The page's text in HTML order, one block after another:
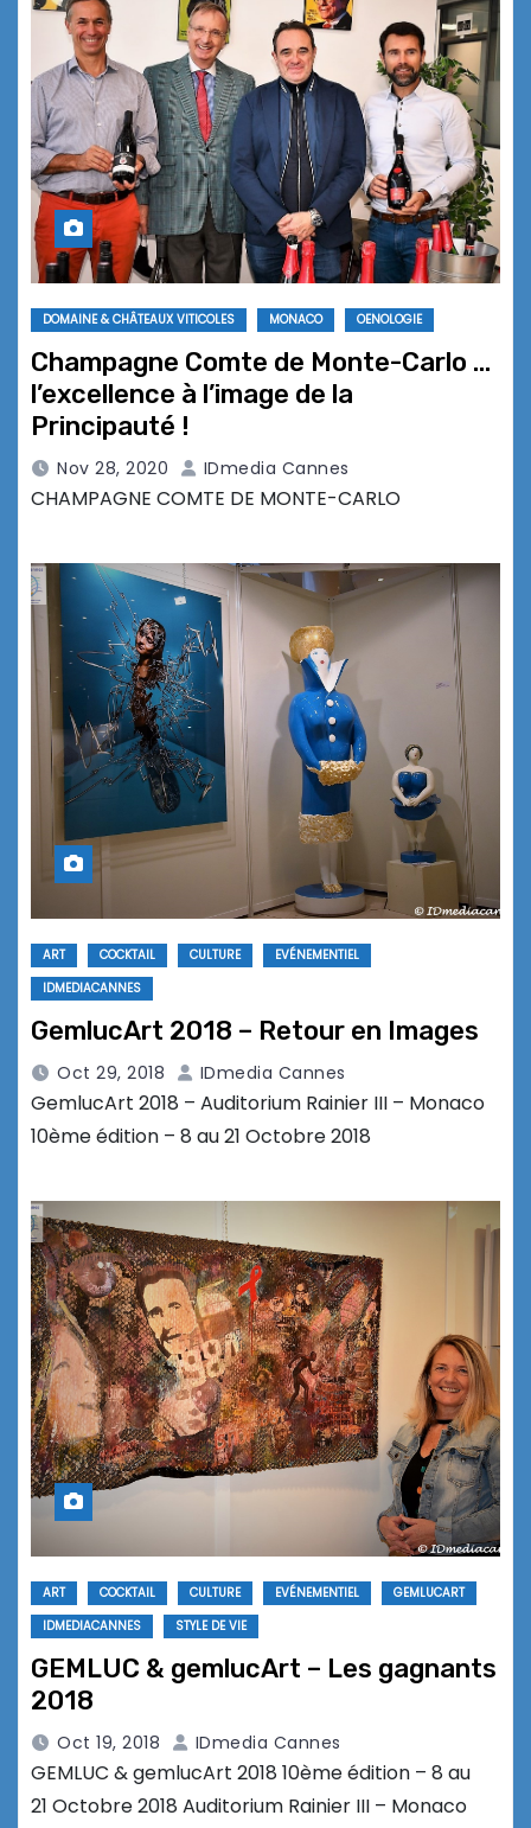
DOMAINE & CHÂTEAUX VITICOLES MONACO OENOLOGIE
Champagne Comte de Monte-Carlo …
l’excellence à l’image de la
Principauté !
Nov 28, 2020 IDmedia Cannes
CHAMPAGNE COMTE DE MONTE-CARLO
ART COCKTAIL CULTURE
EVÉNEMENTIEL
IDMEDIACANNES
GemlucArt 2018 – Retour en Images
Oct 29, 2018 IDmedia Cannes
GemlucArt 2018 – Auditorium Rainier III – Monaco
10ème édition – 8 au 21 Octobre 2018
ART COCKTAIL CULTURE EVÉNEMENTIEL
GEMLUCART
IDMEDIACANNES
STYLE DE VIE
GEMLUC & gemlucArt – Les gagnants
2018
Oct 19, 2018 IDmedia Cannes
GEMLUC & gemlucArt 2018 10ème édition – 8 au
21 Octobre 2018 Auditorium Rainier III – Monaco